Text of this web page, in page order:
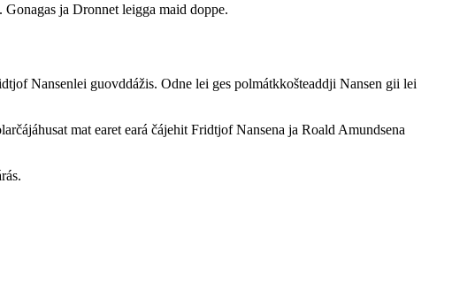
ja Dronnet leigga maid doppe.
Nansenlei guovddážis. Odne lei ges polmátkkošteaddji Nansen gii lei
mat earet eará čájehit Fridtjof Nansena ja Roald Amundsena